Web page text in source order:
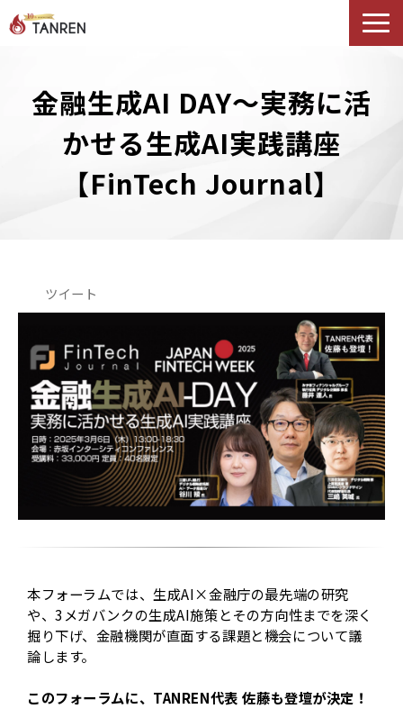
AIイネーブルメント
選ばれる理由
導入事例
セミナー
金融生成AI DAY〜実務に活
かせる生成AI実践講座
【FinTech Journal】
ツイート
本フォーラムでは、生成AI×金融庁の最先端の研究
や、3メガバンクの生成AI施策とその方向性までを深く
掘り下げ、金融機関が直面する課題と機会について議
論します。
このフォーラムに、TANREN代表 佐藤も登壇が決定！